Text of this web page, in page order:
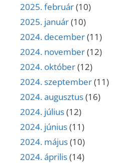
2025. február(10)
2025. január(10)
2024. december(11)
2024. november(12)
2024. október(12)
2024. szeptember(11)
2024. augusztus(16)
2024. július(12)
2024. június(11)
2024. május(10)
2024. április(14)